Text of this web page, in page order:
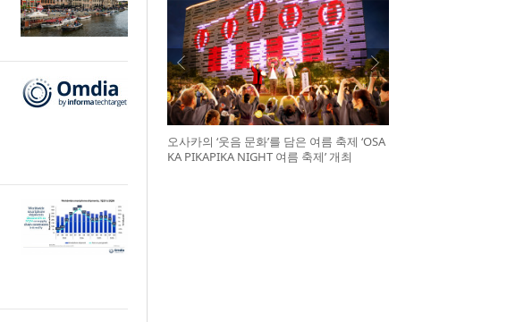
오사카의 ‘웃음 문화’를 담은 여름 축제 ‘OSA
KA PIKAPIKA NIGHT 여름 축제’ 개최